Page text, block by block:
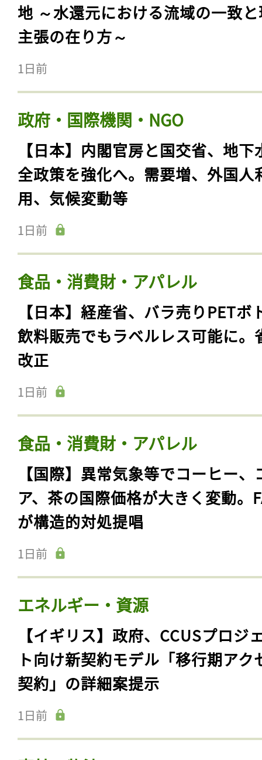
地 ～水還元における流域の一致
主張の在り方～
1日前
政府・国際機関・NGO
【日本】内閣官房と国交省、地下
全政策を強化へ。需要増、外国人
用、気候変動等
1日前
食品・消費財・アパレル
【日本】経産省、バラ売りPETボ
飲料販売でもラベルレス可能に。
改正
1日前
食品・消費財・アパレル
【国際】異常気象等でコーヒー、
ア、茶の国際価格が大きく変動。
が構造的対処提唱
1日前
エネルギー・資源
【イギリス】政府、CCUSプロジ
ト向け新契約モデル「移行期アク
契約」の詳細案提示
1日前